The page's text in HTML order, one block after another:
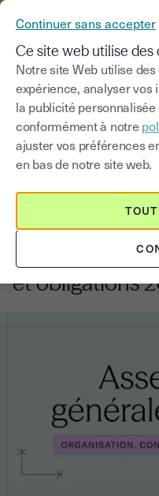
Blog
Choisir une catégorie
Assemblée
(AGO) :
et obligations
Continuer sans accepter
Ce site web utilise des
Notre site Web utilise
expérience, analyser vos
la publicité
conformément à notre
ajuster vos préférences
en bas de notre site web.